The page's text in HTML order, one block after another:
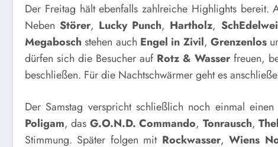
Der Freitag hält ebenfalls zahlreiche Highlights
NebenStörer, Lucky Punch, Hartholz,
Megaboschstehen auch Engel in Zivil, Grenzenlos
dürfen sich die Besucher aufRotz & Wasserfreuen,
beschließen. Für die Nachtschwärmer geht es
Der Samstag verspricht schließlich noch einmal
Poligam, das G.O.N.D. Commando, Tonrausch,
Stimmung. Später folgen mit Rockwasser,Wiens